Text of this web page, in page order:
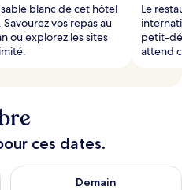
blanc de cet hôtel
vos repas au
ou explorez les sites
Le
petit-
attend
ces dates.
août 6 - août 7
Demain
Vérifier la disponibilité pour